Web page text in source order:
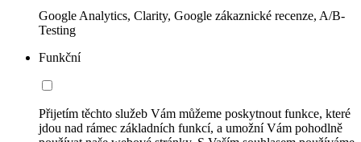
Google Analytics, Clarity, Google zákaznické recenze, A/B-
Testing
Funkční
Přijetím těchto služeb Vám můžeme poskytnout funkce, které
jdou nad rámec základních funkcí, a umožní Vám pohodlně